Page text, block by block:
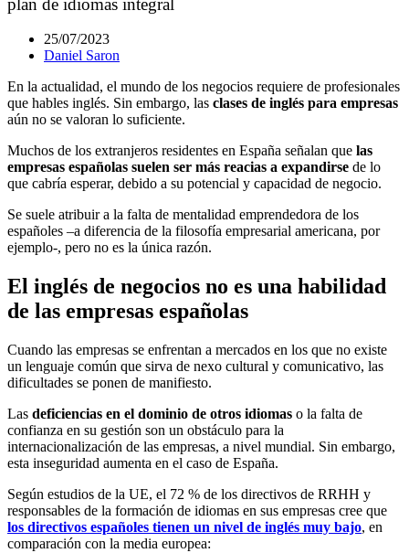
plan de idiomas integral
25/07/2023
Daniel Saron
En la actualidad, el mundo de los negocios requiere de profesionales
que hables inglés. Sin embargo, las clases de inglés para empresas
aún no se valoran lo suficiente.
Muchos de los extranjeros residentes en España señalan que las
empresas españolas suelen ser más reacias a expandirse de lo
que cabría esperar, debido a su potencial y capacidad de negocio.
Se suele atribuir a la falta de mentalidad emprendedora de los
españoles –a diferencia de la filosofía empresarial americana, por
ejemplo-, pero no es la única razón.
El inglés de negocios no es una habilidad
de las empresas españolas
Cuando las empresas se enfrentan a mercados en los que no existe
un lenguaje común que sirva de nexo cultural y comunicativo, las
dificultades se ponen de manifiesto.
Las deficiencias en el dominio de otros idiomas o la falta de
confianza en su gestión son un obstáculo para la
internacionalización de las empresas, a nivel mundial. Sin embargo,
esta inseguridad aumenta en el caso de España.
Según estudios de la UE, el 72 % de los directivos de RRHH y
responsables de la formación de idiomas en sus empresas cree que
los directivos españoles tienen un nivel de inglés muy bajo, en
comparación con la media europea: